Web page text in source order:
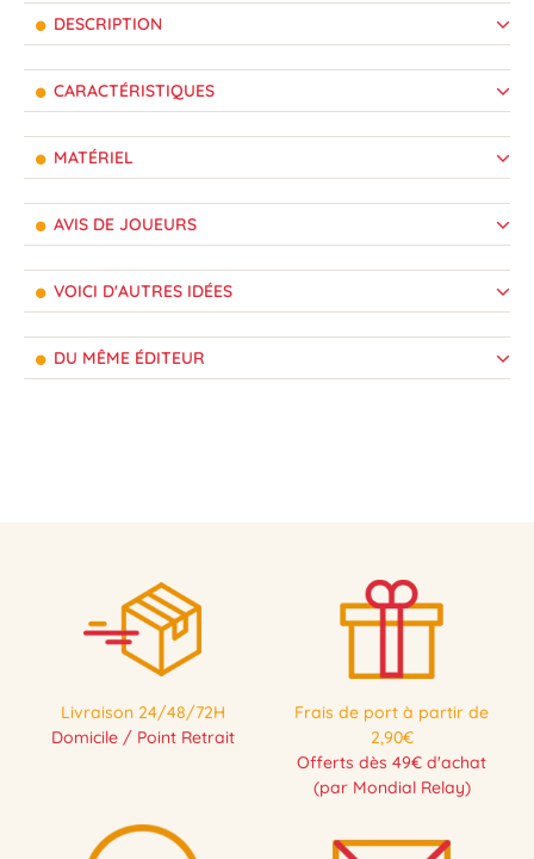
DESCRIPTION
CARACTÉRISTIQUES
MATÉRIEL
AVIS DE JOUEURS
VOICI D'AUTRES IDÉES
DU MÊME ÉDITEUR
Livraison 24/48/72H
Domicile / Point Retrait
Frais de port à partir de
2,90€
Offerts dès 49€ d'achat
(par Mondial Relay)